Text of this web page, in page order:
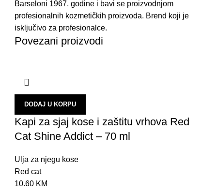
Barseloni 1967. godine i bavi se proizvodnjom
profesionalnih kozmetičkih proizvoda. Brend koji je
isključivo za profesionalce.
Povezani proizvodi
DODAJ U KORPU
Kapi za sjaj kose i zaštitu vrhova Red
Cat Shine Addict – 70 ml
Ulja za njegu kose
Red cat
10.60 KM